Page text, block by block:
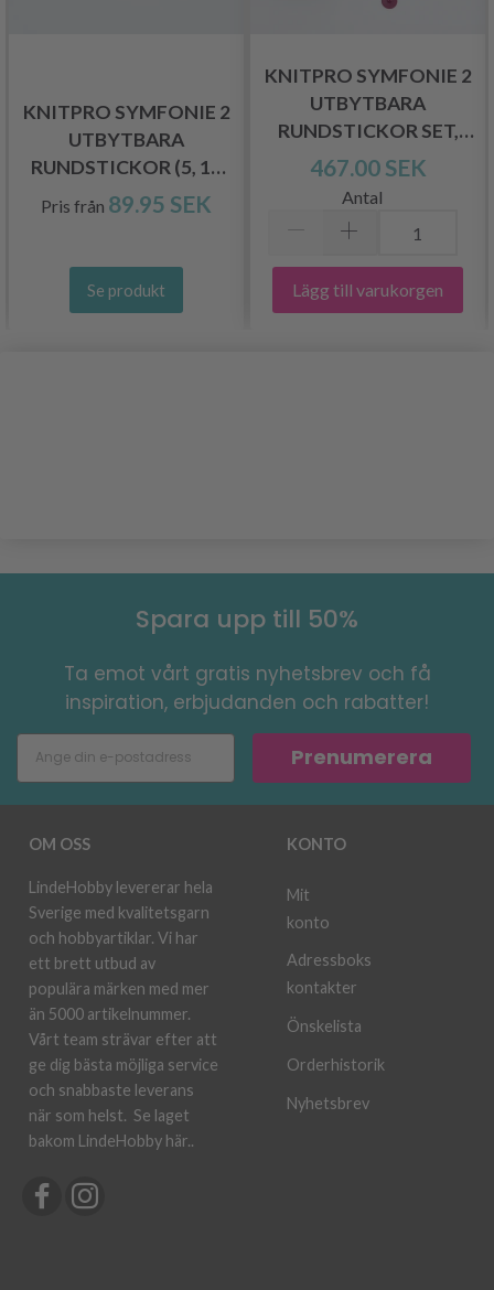
KNITPRO SYMFONIE 2
UTBYTBARA
RUNDSTICKOR (5, 10
OCH 13 CM)
Pris från 89.95 SEK
Se produkt
KNITPRO SYMFONIE 2
UTBYTBARA
RUNDSTICKOR SET,
STARTER SET, 13 CM
467.00 SEK
Antal
Lägg till varukorgen
Spara upp till 50%
Ta emot vårt gratis nyhetsbrev och få
inspiration, erbjudanden och rabatter!
Prenumerera
OM OSS
LindeHobby levererar hela
Sverige med kvalitetsgarn
och hobbyartiklar. Vi har
ett brett utbud av
populära märken med mer
än 5000 artikelnummer.
Vårt team strävar efter att
ge dig bästa möjliga service
och snabbaste leverans
när som helst. Se laget
bakom LindeHobby här..
KONTO
Mit
konto
Adressboks
kontakter
Önskelista
Orderhistorik
Nyhetsbrev